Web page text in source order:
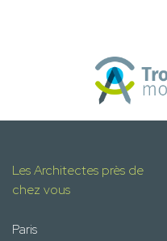
Les Architectes près de
chez vous
Paris